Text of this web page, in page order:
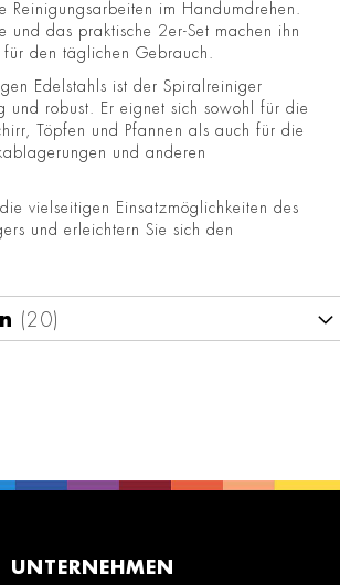
Reinigungsarbeiten im Handumdrehen.
und das praktische 2er-Set machen ihn
den täglichen Gebrauch.
Edelstahls ist der Spiralreiniger
und robust. Er eignet sich sowohl für die
Töpfen und Pfannen als auch für die
und anderen
vielseitigen Einsatzmöglichkeiten des
und erleichtern Sie sich den
20
UNTERNEHMEN